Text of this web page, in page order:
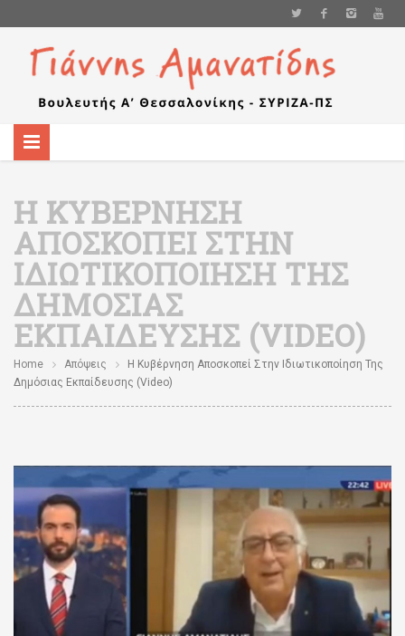
Η ΚΥΒΈΡΝΗΣΗ
ΑΠΟΣΚΟΠΕΊ ΣΤΗΝ
ΙΔΙΩΤΙΚΟΠΟΊΗΣΗ ΤΗΣ
ΔΗΜΌΣΙΑΣ
ΕΚΠΑΊΔΕΥΣΗΣ (VIDEO)
Home Απόψεις
Η Κυβέρνηση Αποσκοπεί Στην Ιδιωτικοποίηση Της
Δημόσιας Εκπαίδευσης (video)